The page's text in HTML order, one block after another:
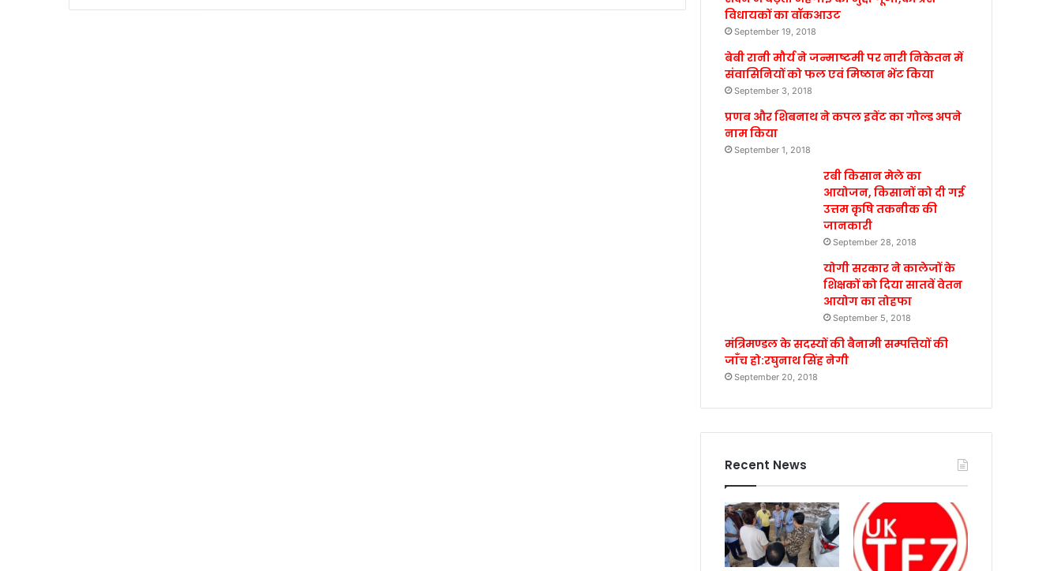
विधायकों का वॉकआउट
September 19, 2018
बेबी रानी मौर्य ने जन्माष्टमी पर नारी निकेतन में
संवासिनियों को फल एवं मिष्ठान भेंट किया
September 3, 2018
प्रणब और शिबनाथ ने कपल इवेंट का गोल्ड अपने
नाम किया
September 1, 2018
रबी किसान मेले का
आयोजन, किसानों को दी गई
उत्तम कृषि तकनीक की
जानकारी
September 28, 2018
योगी सरकार ने कालेजों के
शिक्षकों को दिया सातवें वेतन
आयोग का तोहफा
September 5, 2018
मंत्रिमण्डल के सदस्यों की बैनामी सम्पत्तियों की
जाँच हो:रघुनाथ सिंह नेगी
September 20, 2018
Recent News